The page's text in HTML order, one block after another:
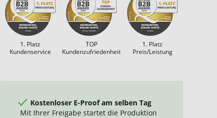
1. Platz
Kundenservice
TOP
Kundenzufriedenheit
1. Platz
Preis/Leistung
Kostenloser E-Proof am selben Tag
Mit Ihrer Freigabe startet die Produktion